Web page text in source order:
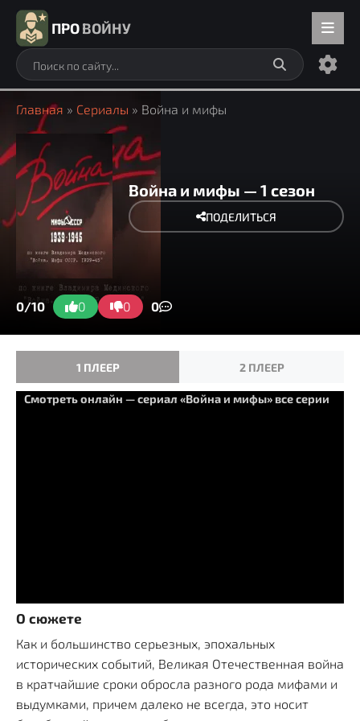
ПРОВОЙНУ
Главная » Сериалы » Война и мифы
Война и мифы — 1 сезон
ПОДЕЛИТЬСЯ
0/10 0 0 0
1 ПЛЕЕР 2 ПЛЕЕР
Смотреть онлайн — сериал «Война и мифы» все серии
О сюжете
Как и большинство серьезных, эпохальных
исторических событий, Великая Отечественная война
в кратчайшие сроки обросла разного рода мифами и
выдумками, причем далеко не всегда, это носит